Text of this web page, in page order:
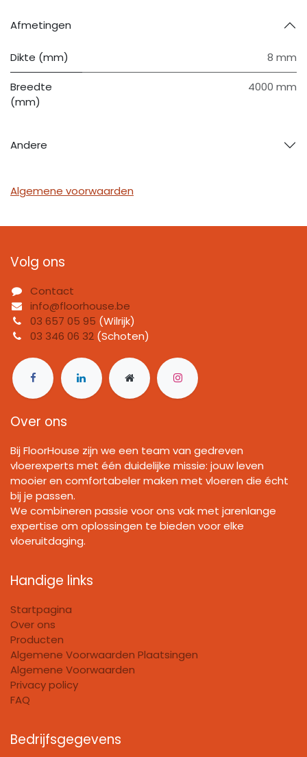
Afmetingen
Dikte (mm) 8 mm
Breedte
(mm)
4000 mm
Andere
Algemene voorwaarden
Volg ons
Contact
info@floorhouse.be
03 657 05 95 (Wilrijk)
03 346 06 32 (Schoten)
Over ons
Bij FloorHouse zijn we een team van gedreven
vloerexperts met één duidelijke missie: jouw leven
mooier en comfortabeler maken met vloeren die écht
bij je passen.
We combineren passie voor ons vak met jarenlange
expertise om oplossingen te bieden voor elke
vloeruitdaging.
Handige links
Startpagina
Over ons
Producten
Algemene Voorwaarden Plaatsingen
Algemene Voorwaarden
Privacy policy
FAQ
Bedrijfsgegevens